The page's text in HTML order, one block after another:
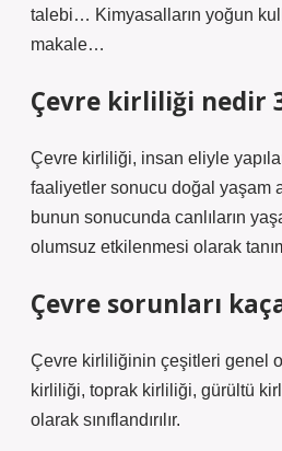
talebi… Kimyasalların yoğun
makale…
Çevre kirliliği nedir
Çevre kirliliği, insan eliyle
faaliyetler sonucu doğal yaşam
bunun sonucunda canlıların
olumsuz etkilenmesi olarak
Çevre sorunları
Çevre kirliliğinin çeşitleri genel
kirliliği, toprak kirliliği, gürültü
olarak sınıflandırılır.